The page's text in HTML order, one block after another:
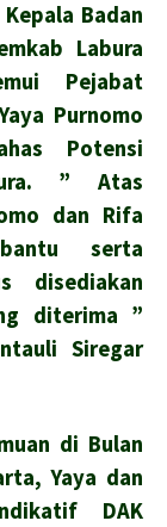
Badan
Labura
Pejabat
Purnomo
Potensi
” Atas
dan Rifa
serta
disediakan
diterima ”
Siregar
di Bulan
Yaya dan
DAK